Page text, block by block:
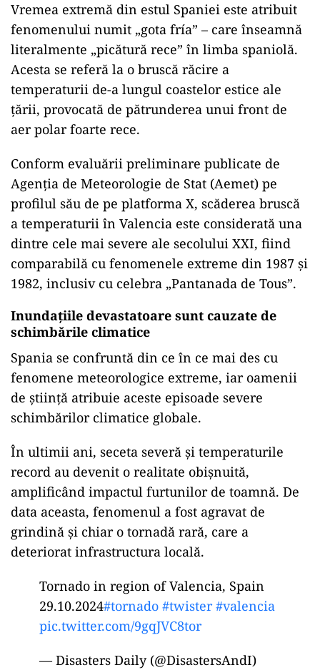
Vremea extremă din estul Spaniei este atribuit
fenomenului numit „gota fría” – care înseamnă
literalmente „picătură rece” în limba spaniolă.
Acesta se referă la o bruscă răcire a
temperaturii de-a lungul coastelor estice ale
țării, provocată de pătrunderea unui front de
aer polar foarte rece.
Conform evaluării preliminare publicate de
Agenția de Meteorologie de Stat (Aemet) pe
profilul său de pe platforma X, scăderea bruscă
a temperaturii în Valencia este considerată una
dintre cele mai severe ale secolului XXI, fiind
comparabilă cu fenomenele extreme din 1987 și
1982, inclusiv cu celebra „Pantanada de Tous”.
Inundațiile devastatoare sunt cauzate de
schimbările climatice
Spania se confruntă din ce în ce mai des cu
fenomene meteorologice extreme, iar oamenii
de știință atribuie aceste episoade severe
schimbărilor climatice globale.
În ultimii ani, seceta severă și temperaturile
record au devenit o realitate obișnuită,
amplificând impactul furtunilor de toamnă. De
data aceasta, fenomenul a fost agravat de
grindină și chiar o tornadă rară, care a
deteriorat infrastructura locală.
Tornado in region of Valencia, Spain
29.10.2024#tornado #twister #valencia
pic.twitter.com/9gqJVC8tor
— Disasters Daily (@DisastersAndI)